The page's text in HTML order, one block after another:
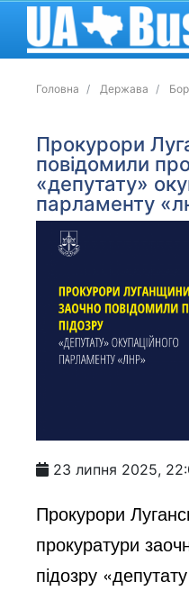
Головна Держава
Прокурори
повідомили
«депутату»
парламенту
23 липня 2025,
Прокурори
прокуратури
підозру